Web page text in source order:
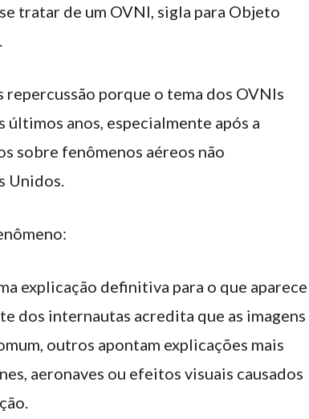
tratar de um OVNI, sigla para Objeto
repercussão porque o tema dos OVNIs
anos, especialmente após a
sobre fenômenos aéreos não
Unidos.
explicação definitiva para o que aparece
dos internautas acredita que as imagens
outros apontam explicações mais
aeronaves ou efeitos visuais causados